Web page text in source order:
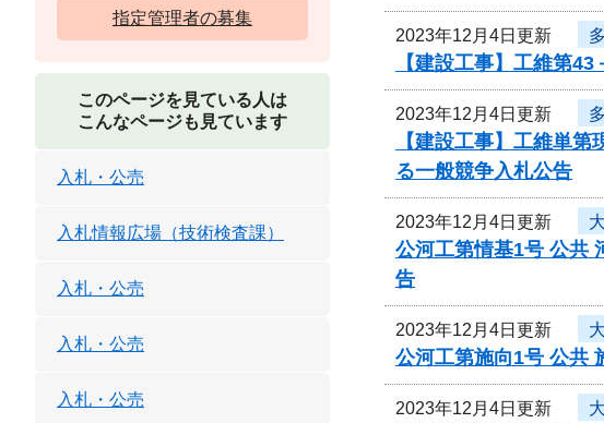
2023年12月4日更新
【建設工事】工維第
2023年12月4日更新
【建設工事】工維単
る一般競争入札公告
2023年12月4日更新
公河工第情基1号 公共
告
2023年12月4日更新
公河工第施向1号 公共
2023年12月4日更新
指定管理者の募集
このページを見ている人は
こんなページも見ています
入札・公売
入札情報広場（技術検査課）
入札・公売
入札・公売
入札・公売